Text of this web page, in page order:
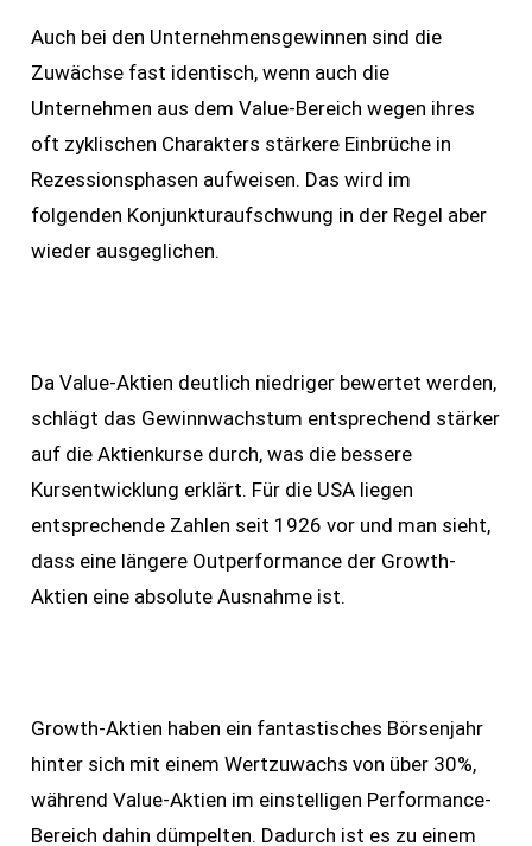
Auch bei den Unternehmensgewinnen sind die
Zuwächse fast identisch, wenn auch die
Unternehmen aus dem Value-Bereich wegen ihres
oft zyklischen Charakters stärkere Einbrüche in
Rezessionsphasen aufweisen. Das wird im
folgenden Konjunkturaufschwung in der Regel aber
wieder ausgeglichen.
Da Value-Aktien deutlich niedriger bewertet werden,
schlägt das Gewinnwachstum entsprechend stärker
auf die Aktienkurse durch, was die bessere
Kursentwicklung erklärt. Für die USA liegen
entsprechende Zahlen seit 1926 vor und man sieht,
dass eine längere Outperformance der Growth-
Aktien eine absolute Ausnahme ist.
Growth-Aktien haben ein fantastisches Börsenjahr
hinter sich mit einem Wertzuwachs von über 30%,
während Value-Aktien im einstelligen Performance-
Bereich dahin dümpelten. Dadurch ist es zu einem